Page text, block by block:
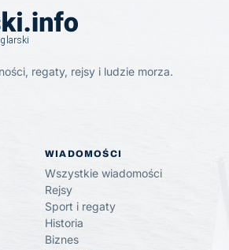
regaty, rejsy i ludzie morza.
WIADOMOŚCI
Wszystkie wiadomości
Rejsy
Sport i regaty
Historia
Biznes